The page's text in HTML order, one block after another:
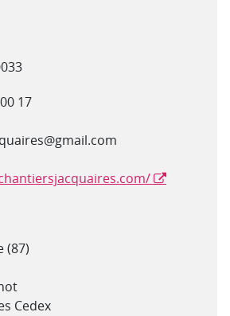
17
(87)
Cedex